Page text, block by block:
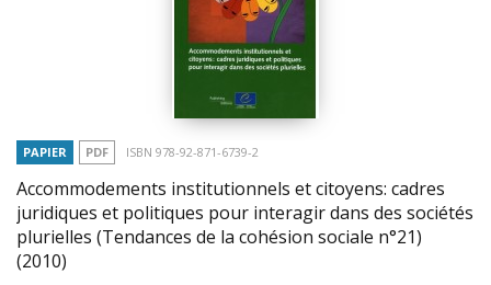
PAPIER PDF ISBN 978-92-871-6739-2
Accommodements institutionnels et citoyens: cadres
juridiques et politiques pour interagir dans des sociétés
plurielles (Tendances de la cohésion sociale n°21)
(2010)